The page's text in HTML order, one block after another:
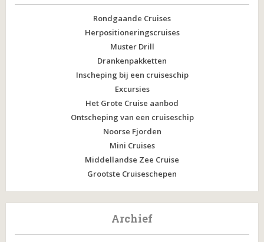
Rondgaande Cruises
Herpositioneringscruises
Muster Drill
Drankenpakketten
Inscheping bij een cruiseschip
Excursies
Het Grote Cruise aanbod
Ontscheping van een cruiseschip
Noorse Fjorden
Mini Cruises
Middellandse Zee Cruise
Grootste Cruiseschepen
Archief